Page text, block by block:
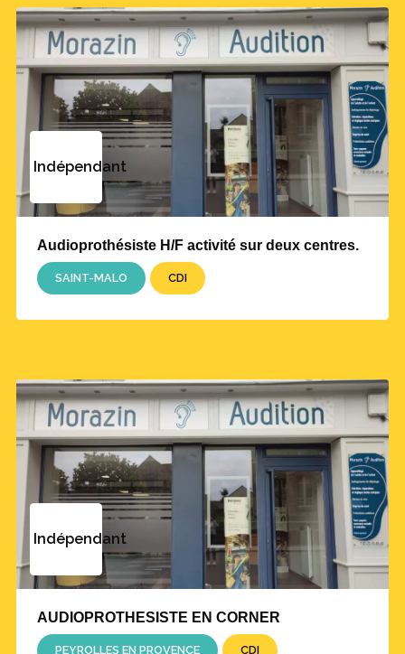
Indépendant
Audioprothésiste H/F activité sur deux centres.
SAINT-MALO CDI
Indépendant
AUDIOPROTHESISTE EN CORNER
PEYROLLES EN PROVENCE CDI